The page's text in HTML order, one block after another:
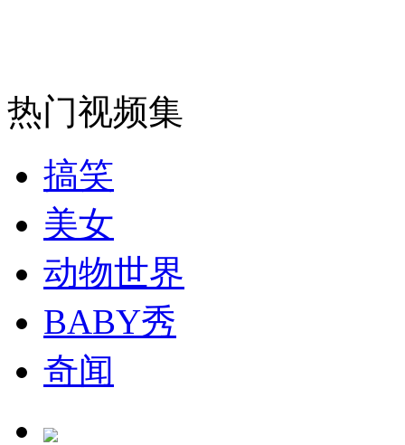
司机酒驾遇交警 急速倒车逃窜
热门视频集
搞笑
美女
动物世界
BABY秀
奇闻